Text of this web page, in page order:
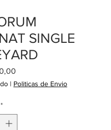
SINGLE
| Politicas de Envio
*